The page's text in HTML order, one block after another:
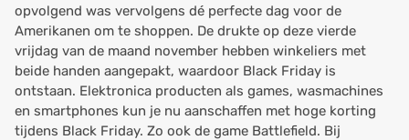
opvolgend was vervolgens dé perfecte dag voor de
Amerikanen om te shoppen. De drukte op deze vierde
vrijdag van de maand november hebben winkeliers met
beide handen aangepakt, waardoor Black Friday is
ontstaan. Elektronica producten als games, wasmachines
en smartphones kun je nu aanschaffen met hoge korting
tijdens Black Friday. Zo ook de game Battlefield. Bij